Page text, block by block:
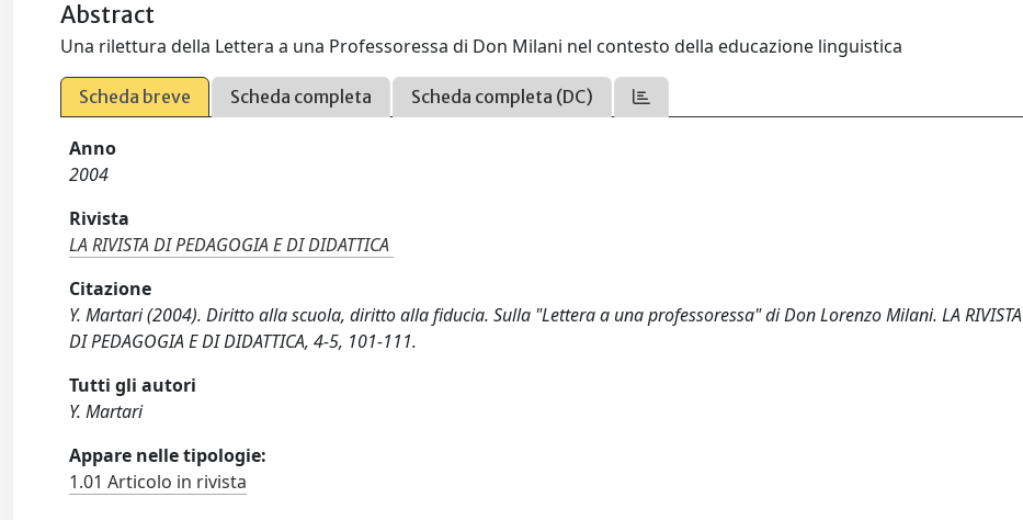
Abstract
Una rilettura della Lettera a una Professoressa di Don Milani nel contesto della educazione linguistica
Scheda breve Scheda completa Scheda completa (DC)
Anno
2004
Rivista
LA RIVISTA DI PEDAGOGIA E DI DIDATTICA
Citazione
Y. Martari (2004). Diritto alla scuola, diritto alla fiducia. Sulla "Lettera a una professoressa" di Don Lorenzo Milani. LA RIVISTA
DI PEDAGOGIA E DI DIDATTICA, 4-5, 101-111.
Tutti gli autori
Y. Martari
Appare nelle tipologie:
1.01 Articolo in rivista